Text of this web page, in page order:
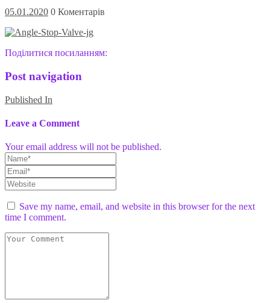
05.01.2020 0 Коментарів
Поділитися посиланням:
Post navigation
Published In
Leave a Comment
Your email address will not be published.
Save my name, email, and website in this browser for the next
time I comment.